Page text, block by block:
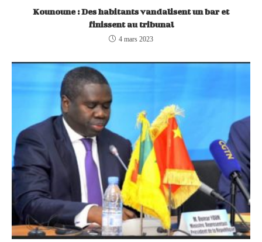
Kounoune : Des habitants vandalisent un bar et
finissent au tribunal
4 mars 2023